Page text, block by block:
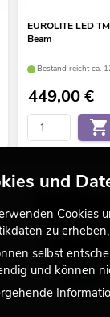
EUROLITE LED
Beam
Bestand reicht ca.
449,00€
und
Cookies
zu
selbst
und können